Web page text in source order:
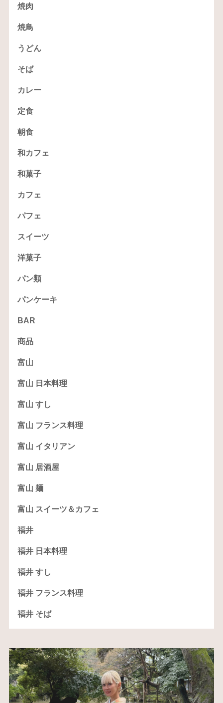
焼肉
焼鳥
うどん
そば
カレー
定食
朝食
和カフェ
和菓子
カフェ
パフェ
スイーツ
洋菓子
パン類
パンケーキ
BAR
商品
富山
富山 日本料理
富山 すし
富山 フランス料理
富山 イタリアン
富山 居酒屋
富山 麺
富山 スイーツ＆カフェ
福井
福井 日本料理
福井 すし
福井 フランス料理
福井 そば